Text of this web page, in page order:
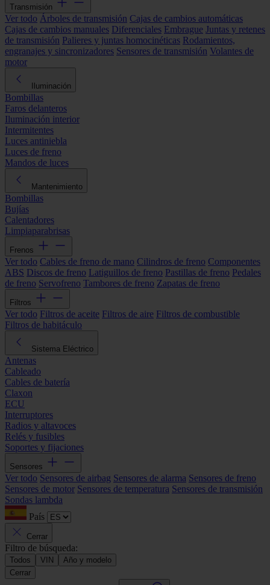
Transmisión
Ver todo Árboles de transmisión Cajas de cambios automáticas
Cajas de cambios manuales Diferenciales Embrague Juntas y retenes
de transmisión Palieres y juntas homocinéticas Rodamientos,
engranajes y sincronizadores Sensores de transmisión Volantes de
motor
Iluminación
Bombillas
Faros delanteros
Iluminación interior
Intermitentes
Luces antiniebla
Luces de freno
Mandos de luces
Mantenimiento
Bombillas
Bujías
Calentadores
Limpiaparabrisas
Frenos
Ver todo Cables de freno de mano Cilindros de freno Componentes
ABS Discos de freno Latiguillos de freno Pastillas de freno Pedales
de freno Servofreno Tambores de freno Zapatas de freno
Filtros
Ver todo Filtros de aceite Filtros de aire Filtros de combustible
Filtros de habitáculo
Sistema Eléctrico
Antenas
Cableado
Cables de batería
Claxon
ECU
Interruptores
Radios y altavoces
Relés y fusibles
Soportes y fijaciones
Sensores
Ver todo Sensores de airbag Sensores de alarma Sensores de freno
Sensores de motor Sensores de temperatura Sensores de transmisión
Sondas lambda
País
Cerrar
Filtro de búsqueda:
Todos VIN
Año y modelo
Cerrar